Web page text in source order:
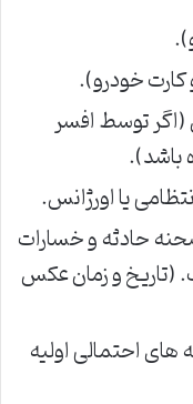
خودرو).
توسط افسر
باشد).
یا اورژانس.
حادثه و خسارات
(تاریخ و زمان عکس
های احتمالی اولیه